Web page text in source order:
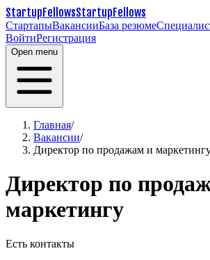
StartupFellowsStartupFellows
СтартапыВакансииБаза резюме
ВойтиРегистрация
Open menu
Главная/
Вакансии/
Директор по продажам и
Директор по
маркетингу
Есть контакты